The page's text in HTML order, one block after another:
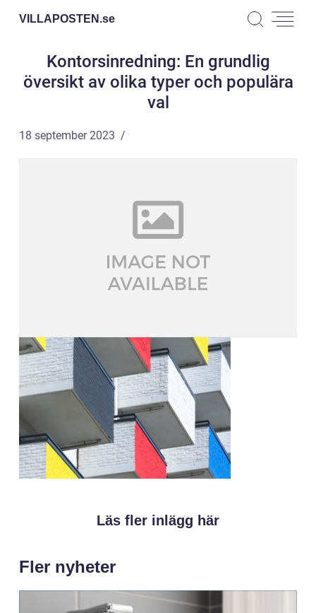
VILLAPOSTEN.se
Kontorsinredning: En grundlig
översikt av olika typer och populära
val
18 september 2023
Läs fler inlägg här
Fler nyheter